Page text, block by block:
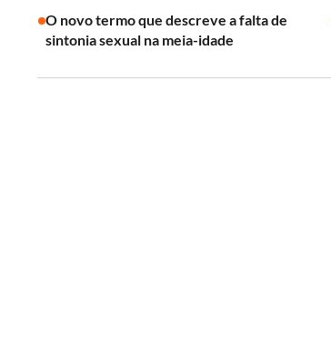
O novo termo que descreve a falta de
sintonia sexual na meia-idade